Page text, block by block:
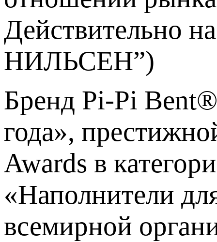
Действительно
НИЛЬСЕН”)
Бренд Pi-Pi
года»,
Awards в
«Наполнители
всемирной